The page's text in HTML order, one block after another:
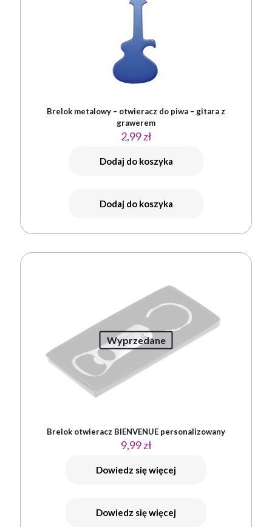
Brelok metalowy – otwieracz do piwa – gitara z
grawerem
2,99zł
Dodaj do koszyka
Dodaj do koszyka
Wyprzedane
Brelok otwieracz BIENVENUE personalizowany
9,99zł
Dowiedz się więcej
Dowiedz się więcej